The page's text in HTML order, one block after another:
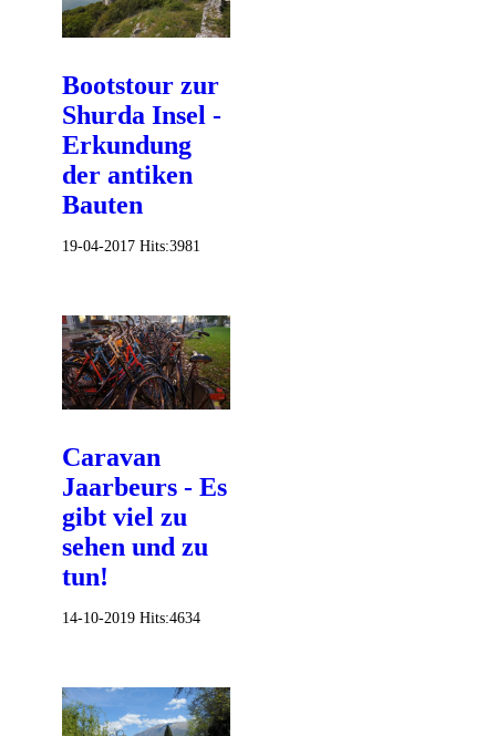
Bootstour zur
Shurda Insel -
Erkundung
der antiken
Bauten
19-04-2017 Hits:3981
Caravan
Jaarbeurs - Es
gibt viel zu
sehen und zu
tun!
14-10-2019 Hits:4634